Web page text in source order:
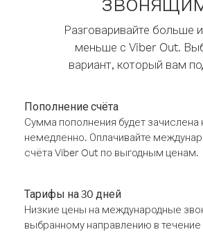
Разговаривайте больше
меньше с Viber Out.
вариант, который вам
Пополнение счёта
Сумма пополнения будет зачислена
немедленно. Оплачивайте
счёта Viber Out по выгодным ценам.
Тарифы на 30 дней
Низкие цены на международные
выбранному направлению в течение